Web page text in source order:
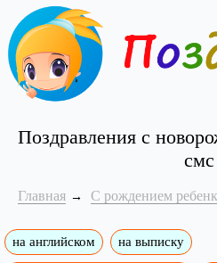
Поздравления с
смс
Главная С рождением
на английском на выписку